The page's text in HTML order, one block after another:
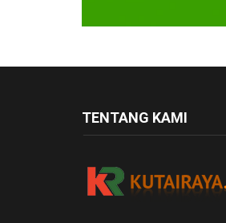
TENTANG KAMI